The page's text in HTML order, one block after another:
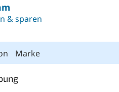
& sparen
Marke